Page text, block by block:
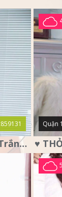
Ái Vy Em Gái Miền Tây Da Trắng, Ngực To Chiều Như Người Yêu
Quận